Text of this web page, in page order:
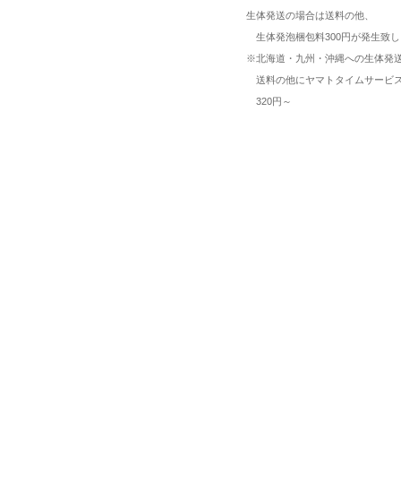
生体発送の場合は送料の他、
生体発泡梱包料300円が発生致
※北海道・九州・沖縄への生体発
送料の他にヤマトタイムサー
320円～